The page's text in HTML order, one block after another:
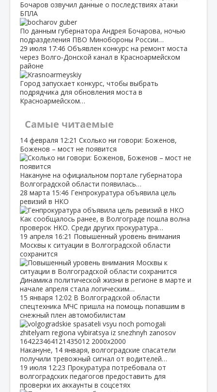
Бочаров озвучил данные о последствиях атаки
БПЛА
По данным губернатора Андрея Бочарова, ночью
подразделения ПВО Минобороны России…
29 июля 17:46 Объявлен конкурс на ремонт моста
через Волго‑Донской канал в Красноармейском
районе
Город запускает конкурс, чтобы выбрать
подрядчика для обновления моста в
Красноармейском…
Самые читаемые
14 февраля 12:21 Сколько ни говори: Боженов,
Боженов – мост не появится
Накануне на официальном портале губернатора
Волгоградской области появилась…
28 марта 15:46 Генпрокуратура объявила цель
ревизий в НКО
Как сообщалось ранее, в Волгограде пошла волна
проверок НКО. Среди других прокуратура…
19 апреля 16:21 Повышенный уровень внимания
Москвы к ситуации в Волгоградской области
сохранится
Динамика политической жизни в регионе в марте и
начале апреля стала логическим…
15 января 12:02 В Волгоградской области
спецтехника МЧС пришла на помощь попавшим в
снежный плен автомобилистам
Накануне, 14 января, волгоградские спасатели
получили тревожный сигнал от водителей…
19 июля 12:23 Прокуратура потребовала от
волгоградских педагогов предоставить для
проверки их аккаунты в соцсетях